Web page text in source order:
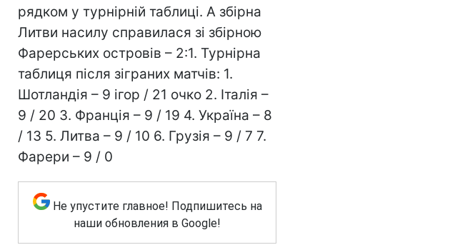
рядком у турнірній таблиці. А збірна
Литви насилу справилася зі збірною
Фарерських островів – 2:1. Турнірна
таблиця після зіграних матчів: 1.
Шотландія – 9 ігор / 21 очко 2. Італія –
9 / 20 3. Франція – 9 / 19 4. Україна – 8
/ 13 5. Литва – 9 / 10 6. Грузія – 9 / 7 7.
Фарери – 9 / 0
Не упустите главное! Подпишитесь на
наши обновления в Google!